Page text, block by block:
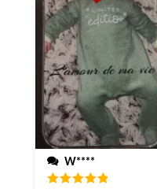
W****